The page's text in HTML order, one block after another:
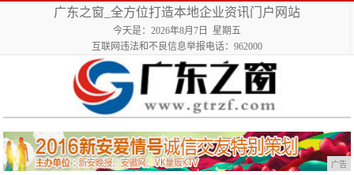
广东之窗_全方位打造本地企业资讯门户网站
今天是：2026年8月7日 星期五
互联网违法和不良信息举报电话：962000
广告